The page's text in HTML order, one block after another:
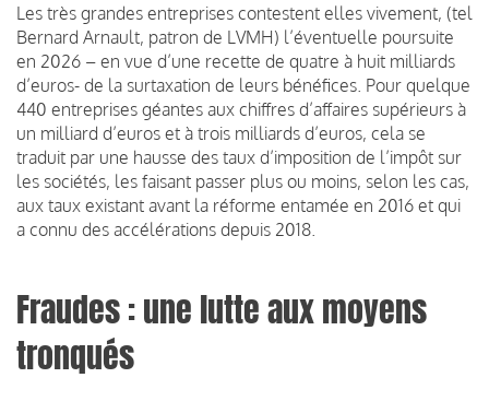
Les très grandes entreprises contestent elles vivement, (tel
Bernard Arnault, patron de LVMH) l’éventuelle poursuite
en 2026 – en vue d’une recette de quatre à huit milliards
d’euros- de la surtaxation de leurs bénéfices. Pour quelque
440 entreprises géantes aux chiffres d’affaires supérieurs à
un milliard d’euros et à trois milliards d’euros, cela se
traduit par une hausse des taux d’imposition de l’impôt sur
les sociétés, les faisant passer plus ou moins, selon les cas,
aux taux existant avant la réforme entamée en 2016 et qui
a connu des accélérations depuis 2018.
Fraudes : une lutte aux moyens
tronqués